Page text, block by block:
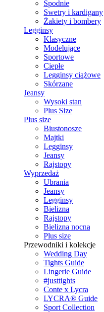
Spodnie
Swetry i kardigany
Żakiety i bombery
Legginsy
Klasyczne
Modelujące
Sportowe
Ciepłe
Legginsy ciążowe
Skórzane
Jeansy
Wysoki stan
Plus Size
Plus size
Biustonosze
Majtki
Legginsy
Jeansy
Rajstopy
Wyprzedaż
Ubrania
Jeansy
Legginsy
Bielizna
Rajstopy
Bielizna nocna
Plus size
Przewodniki i kolekcje
Wedding Day
Tights Guide
Lingerie Guide
#justtights
Conte x Lycra
LYCRA® Guide
Sport Сollection